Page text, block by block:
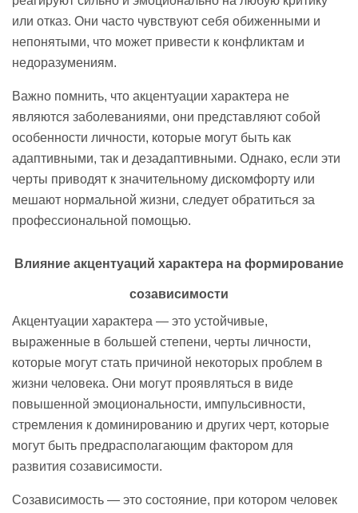
или отказ. Они часто чувствуют себя обиженными и
непонятыми, что может привести к конфликтам и
недоразумениям.
Важно помнить, что акцентуации характера не
являются заболеваниями, они представляют собой
особенности личности, которые могут быть как
адаптивными, так и дезадаптивными. Однако, если эти
черты приводят к значительному дискомфорту или
мешают нормальной жизни, следует обратиться за
профессиональной помощью.
Влияние акцентуаций характера на формирование
созависимости
Акцентуации характера — это устойчивые,
выраженные в большей степени, черты личности,
которые могут стать причиной некоторых проблем в
жизни человека. Они могут проявляться в виде
повышенной эмоциональности, импульсивности,
стремления к доминированию и других черт, которые
могут быть предрасполагающим фактором для
развития созависимости.
Созависимость — это состояние, при котором человек